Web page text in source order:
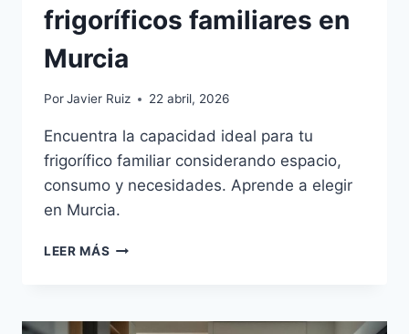
frigoríficos familiares en
Murcia
PorJavier Ruiz 22 abril, 2026
Encuentra la capacidad ideal para tu
frigorífico familiar considerando espacio,
consumo y necesidades. Aprende a elegir
en Murcia.
LEER MÁS CAPACIDAD
FAMILIARES